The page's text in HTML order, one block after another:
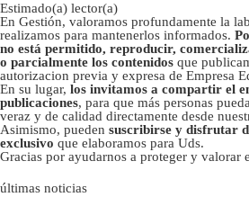
Estimado(a) lector(a)
En Gestión, valoramos profundamente la
realizamos para mantenerlos informados.
no está permitido, reproducir,
o parcialmente los contenidos que
autorizacion previa y expresa de Empresa
En su lugar, los invitamos a compartir el
publicaciones, para que más personas
veraz y de calidad directamente desde
Asimismo, pueden suscribirse y disfrutar
exclusivo que elaboramos para Uds.
Gracias por ayudarnos a proteger y valorar
últimas noticias